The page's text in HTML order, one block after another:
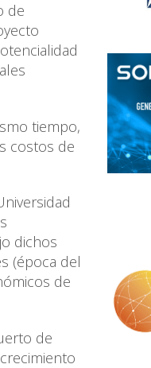
de
tiempo,
costos de
dichos
(época del
de
de